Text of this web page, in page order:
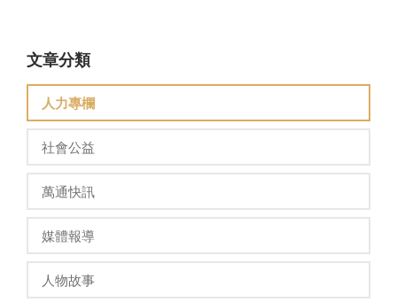
文章分類
人力專欄
社會公益
萬通快訊
媒體報導
人物故事